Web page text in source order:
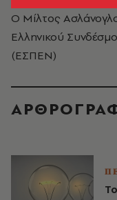
Ο Μίλτος
Ελληνικού
(ΕΣΠΕΝ)